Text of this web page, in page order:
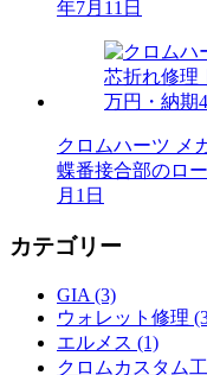
年7月11日
クロムハーツ メ
蝶番接合部のロ
月1日
カテゴリー
GIA (3)
ウォレット修理
エルメス (1)
クロムカスタム